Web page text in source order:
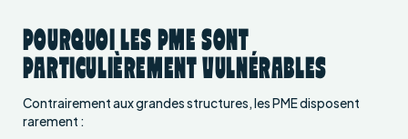
POURQUOI LES PME SONT
PARTICULIÈREMENT VULNÉRABLES
Contrairement aux grandes structures, les PME disposent
rarement :